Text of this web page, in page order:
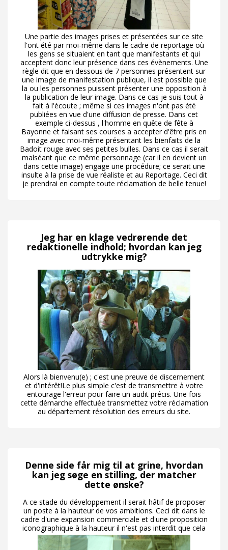
Une partie des images prises et présentées sur ce site
l'ont été par moi-même dans le cadre de reportage où
les gens se situaient en tant que manifestants et qui
acceptent donc leur présence dans ces évènements. Une
règle dit que en dessous de 7 personnes présentent sur
une image de manifestation publique, il est possible que
la ou les personnes puissent présenter une opposition à
la publication de leur image. Dans ce cas je suis tout à
fait à l'écoute ; même si ces images n'ont pas été
publiées en vue d'une diffusion de presse. Dans cet
exemple ci-dessus , l'homme en quête de fête à
Bayonne et faisant ses courses a accepter d'être pris en
image avec moi-même présentant les bienfaits de la
Badoit rouge avec ses petites bulles. Dans ce cas il serait
malséant que ce même personnage (car il en devient un
dans cette image) engage une procédure; ce serait une
insulte à la prise de vue réaliste et au Reportage. Ceci dit
je prendrai en compte toute réclamation de belle tenue!
Jeg har en klage vedrørende det
redaktionelle indhold; hvordan kan jeg
udtrykke mig?
Alors là bienvenu(e) ; c'est une preuve de discernement
et d'intérêt!Le plus simple c'est de transmettre à votre
entourage l'erreur pour faire un audit précis. Une fois
cette démarche effectuée transmettez votre réclamation
au département résolution des erreurs du site.
Denne side får mig til at grine, hvordan
kan jeg søge en stilling, der matcher
dette ønske?
A ce stade du développement il serait hâtif de proposer
un poste à la hauteur de vos ambitions. Ceci dit dans le
cadre d'une expansion commerciale et d'une proposition
iconographique à la hauteur il n'est pas interdit que cela